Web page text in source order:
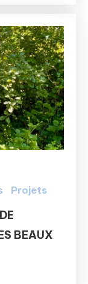
Projets
BEAUX